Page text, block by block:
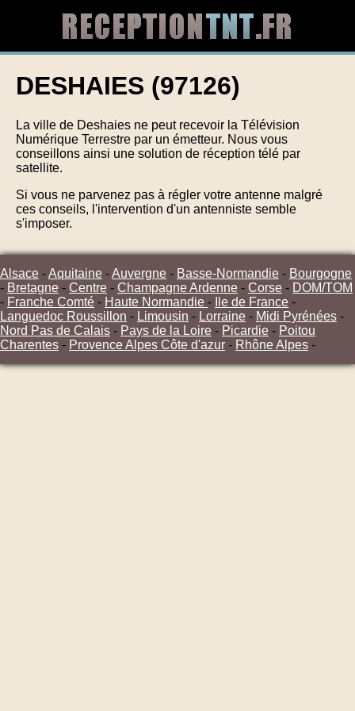
DESHAIES (97126)
La ville de Deshaies ne peut recevoir la Télévision
Numérique Terrestre par un émetteur. Nous vous
conseillons ainsi une solution de réception télé par
satellite.
Si vous ne parvenez pas à régler votre antenne malgré
ces conseils, l'intervention d'un antenniste semble
s'imposer.
Alsace -Aquitaine -Auvergne - Basse-Normandie - Bourgogne
- Bretagne - Centre - Champagne Ardenne - Corse - DOM/TOM
- Franche Comté - Haute Normandie - Ile de France -
Languedoc Roussillon - Limousin - Lorraine - Midi Pyrénées -
Nord Pas de Calais - Pays de la Loire - Picardie - Poitou
Charentes - Provence Alpes Côte d'azur - Rhône Alpes -